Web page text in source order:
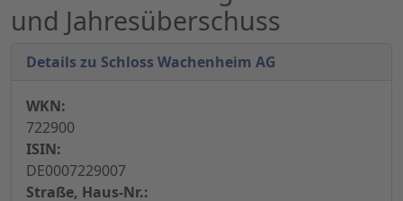
und Jahresüberschuss
Details zu Schloss Wachenheim AG
WKN:
722900
ISIN:
DE0007229007
Straße, Haus-Nr.: